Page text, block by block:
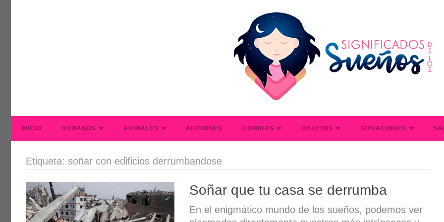
INICIO HUMANOS ANIMALES AFICIONES COMIDAS OBJETOS SITUACIONES
Etiqueta: soñar con edificios derrumbandose
Soñar que tu casa se derrumba
En el enigmático mundo de los sueños, podemos ver